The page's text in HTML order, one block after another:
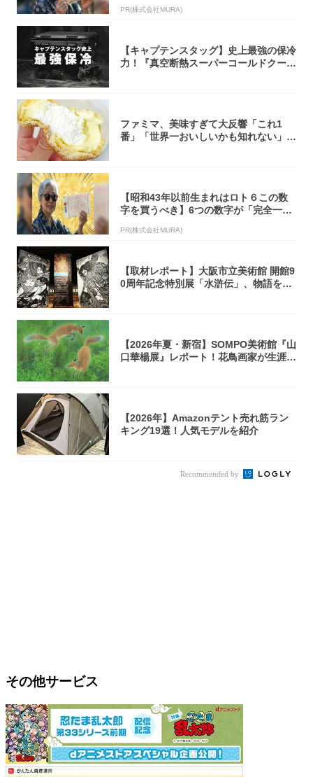
PR(株式会社MURA)
【キャプテンスタッグ】史上最強の保冷
力！『真空断熱スーパーコールドクーラ
ファミマ、美味すぎて大反響「これ1
番」「世界一おいしいかも知れない」
【昭和43年以前生まれはロト６この数
字を買うべき】6つの数字が「完全一
PR(株式会社MURA)
【取材レポート】大阪市立美術館 開館9
0周年記念特別展「水滸伝」、物語を知
【2026年夏・新宿】SOMPO美術館『山
口華楊展』レポート！花鳥画家が生涯描
【2026年】Amazonテント売れ筋ラン
キング19選！人気モデルを紹介
Recommended by
その他サービス